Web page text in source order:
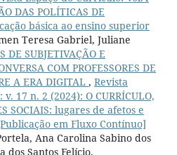
DAS POLÍTICAS DE
básica ao ensino superior
Teresa Gabriel, Juliane
DE SUBJETIVAÇÃO E
COM PROFESSORES DE
A ERA DIGITAL , Revista
17 n. 2 (2024): O CURRÍCULO,
SOCIAIS: lugares de afetos e
em Fluxo Contínuo]
Ana Carolina Sabino dos
dos Santos Felício,